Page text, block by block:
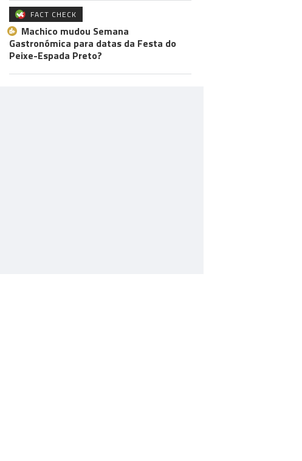
FACT CHECK
Machico mudou Semana
Gastronómica para datas da Festa do
Peixe-Espada Preto?